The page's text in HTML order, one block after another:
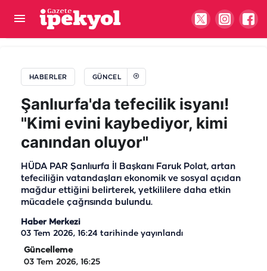
HABERLER GÜNCEL
Şanlıurfa'da tefecilik isyanı!
"Kimi evini kaybediyor, kimi
canından oluyor"
HÜDA PAR Şanlıurfa İl Başkanı Faruk Polat, artan
tefeciliğin vatandaşları ekonomik ve sosyal açıdan
mağdur ettiğini belirterek, yetkililere daha etkin
mücadele çağrısında bulundu.
Haber Merkezi
03 Tem 2026, 16:24 tarihinde yayınlandı
Güncelleme
03 Tem 2026, 16:25
Başkan Çelik belediyeyi mi kastetti?